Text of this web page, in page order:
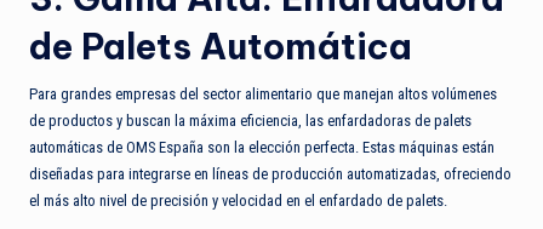
de Palets Automática
Para grandes empresas del sector alimentario que manejan altos volúmenes
de productos y buscan la máxima eficiencia, las enfardadoras de palets
automáticas de OMS España son la elección perfecta. Estas máquinas están
diseñadas para integrarse en líneas de producción automatizadas, ofreciendo
el más alto nivel de precisión y velocidad en el enfardado de palets.